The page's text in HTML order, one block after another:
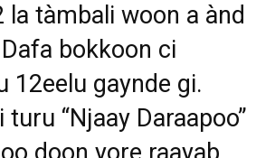
la tàmbali woon a ànd
bokkoon ci
12eelu gaynde gi.
“Njaay Daraapoo”